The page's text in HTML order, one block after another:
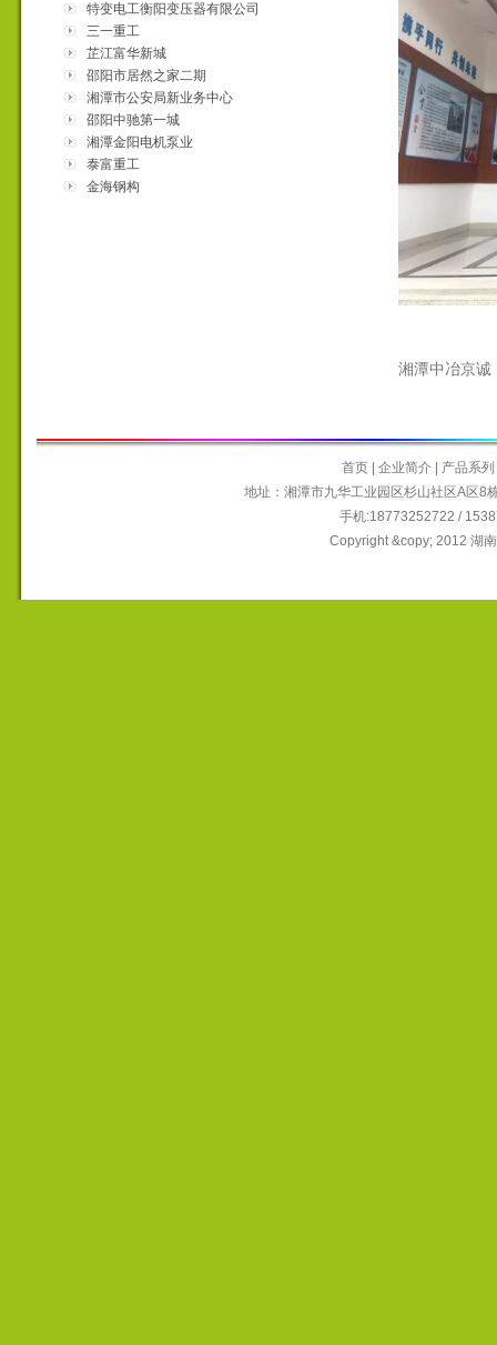
湘潭中冶京诚
特变电工衡阳变压器有限公司
三一重工
芷江富华新城
邵阳市居然之家二期
湘潭市公安局新业务中心
邵阳中驰第一城
湘潭金阳电机泵业
泰富重工
金海钢构
首页| 企业简介| 产品系列
地址：湘潭市九华工业园区杉山社区A
手机:18773252722 /
Copyright &copy; 2012 湖